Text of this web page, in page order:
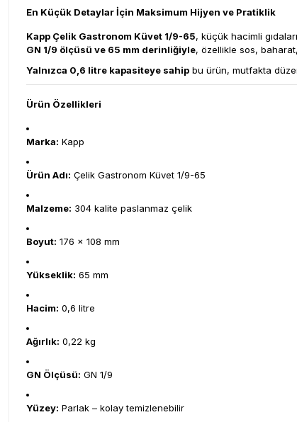
En Küçük Detaylar İçin Maksimum Hijyen ve Pratiklik
Kapp Çelik Gastronom Küvet 1/9-65, küçük hacimli
GN 1/9 ölçüsü ve 65 mm derinliğiyle, özellikle sos,
Yalnızca 0,6 litre kapasiteye sahip bu ürün, mutfakta
Ürün Özellikleri
Marka: Kapp
Ürün Adı: Çelik Gastronom Küvet 1/9-65
Malzeme: 304 kalite paslanmaz çelik
Boyut: 176 × 108 mm
Yükseklik: 65 mm
Hacim: 0,6 litre
Ağırlık: 0,22 kg
GN Ölçüsü: GN 1/9
Yüzey: Parlak – kolay temizlenebilir